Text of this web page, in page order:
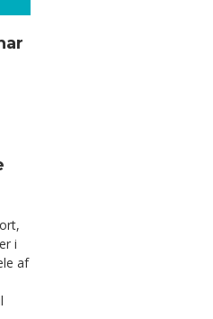
i
af